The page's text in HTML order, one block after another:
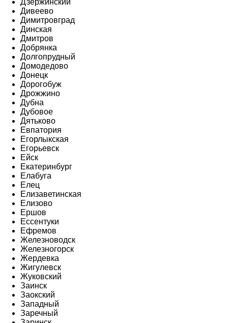
Дзержинский
Дивеево
Димитровград
Динская
Дмитров
Добрянка
Долгопрудный
Домодедово
Донецк
Дорогобуж
Дрожжино
Дубна
Дубовое
Дятьково
Евпатория
Егорлыкская
Егорьевск
Ейск
Екатеринбург
Елабуга
Елец
Елизаветинская
Елизово
Ершов
Ессентуки
Ефремов
Железноводск
Железногорск
Жердевка
Жигулевск
Жуковский
Заинск
Заокский
Западный
Заречный